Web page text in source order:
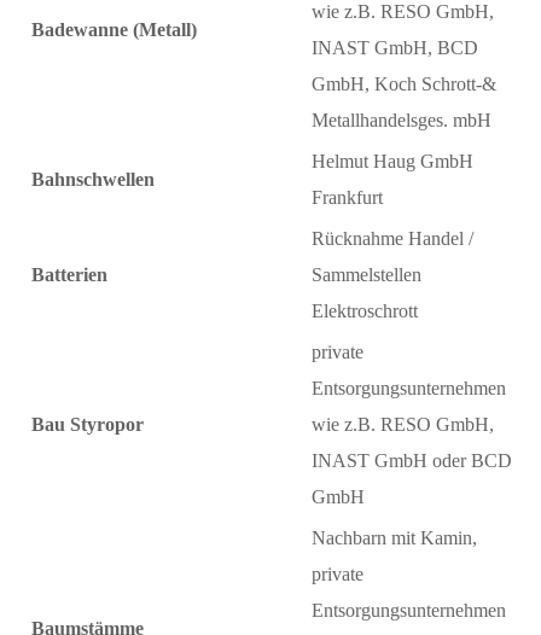
Badewanne (Metall)
wie z.B. RESO GmbH,
INAST GmbH, BCD
GmbH, Koch Schrott-&
Metallhandelsges. mbH
Bahnschwellen
Helmut Haug GmbH
Frankfurt
Batterien
Rücknahme Handel /
Sammelstellen
Elektroschrott
Bau Styropor
private
Entsorgungsunternehmen
wie z.B. RESO GmbH,
INAST GmbH oder BCD
GmbH
Baumstämme
Nachbarn mit Kamin,
private
Entsorgungsunternehmen